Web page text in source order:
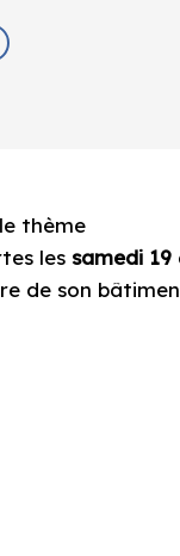
thème
les samedi 19
de son